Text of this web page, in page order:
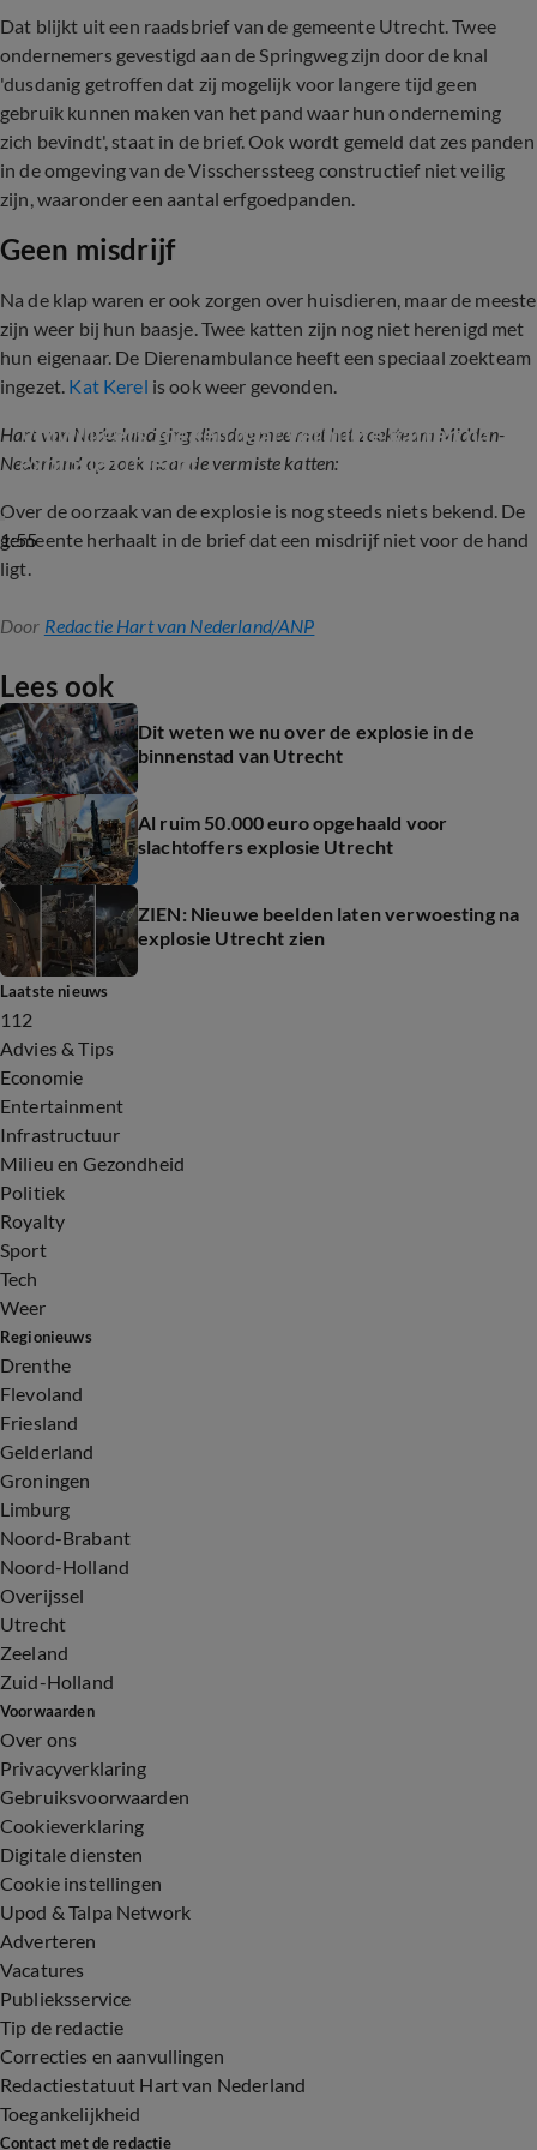
Dat blijkt uit een raadsbrief van de gemeente Utrecht. Twee
ondernemers gevestigd aan de Springweg zijn door de knal
'dusdanig getroffen dat zij mogelijk voor langere tijd geen
gebruik kunnen maken van het pand waar hun onderneming
zich bevindt', staat in de brief. Ook wordt gemeld dat zes panden
in de omgeving van de Visscherssteeg constructief niet veilig
zijn, waaronder een aantal erfgoedpanden.
Geen misdrijf
Na de klap waren er ook zorgen over huisdieren, maar de meeste
zijn weer bij hun baasje. Twee katten zijn nog niet herenigd met
hun eigenaar. De Dierenambulance heeft een speciaal zoekteam
ingezet. Kat Kerel is ook weer gevonden.
Hart van Nederland ging dinsdag mee met het zoekteam Midden-
Nederland op zoek naar de vermiste katten:
1:55
Vrijwilligers zoeken naar vermiste katten na
explosie Utrecht
Over de oorzaak van de explosie is nog steeds niets bekend. De
gemeente herhaalt in de brief dat een misdrijf niet voor de hand
ligt.
Door Redactie Hart van Nederland/ANP
Lees ook
Dit weten we nu over de explosie in de
binnenstad van Utrecht
Al ruim 50.000 euro opgehaald voor
slachtoffers explosie Utrecht
ZIEN: Nieuwe beelden laten verwoesting na
explosie Utrecht zien
Laatste nieuws
112
Advies & Tips
Economie
Entertainment
Infrastructuur
Milieu en Gezondheid
Politiek
Royalty
Sport
Tech
Weer
Regionieuws
Drenthe
Flevoland
Friesland
Gelderland
Groningen
Limburg
Noord-Brabant
Noord-Holland
Overijssel
Utrecht
Zeeland
Zuid-Holland
Voorwaarden
Over ons
Privacyverklaring
Gebruiksvoorwaarden
Cookieverklaring
Digitale diensten
Cookie instellingen
Upod & Talpa Network
Adverteren
Vacatures
Publieksservice
Tip de redactie
Correcties en aanvullingen
Redactiestatuut Hart van Nederland
Toegankelijkheid
Contact met de redactie